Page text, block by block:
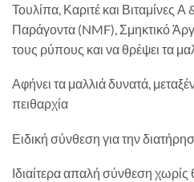
Τουλίπα, Καριτέ και Βιταμίνες
Παράγοντα (NMF), Σμηκτικό
τους ρύπους και να θρέψει τα
Αφήνει τα μαλλιά δυνατά,
πειθαρχία
Ειδική σύνθεση για την
Ιδιαίτερα απαλή σύνθεση χωρίς